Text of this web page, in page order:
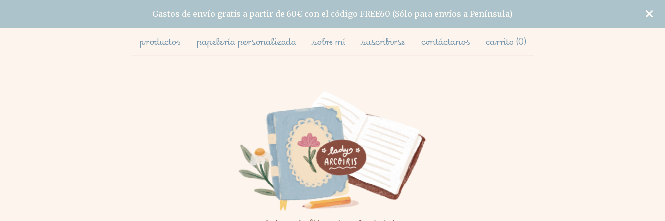
Gastos de envío gratis a partir de 60€ con el código FREE60 (Sólo para envíos a Península)
productos papelería personalizada sobre mí suscribirse contáctanos carrito (0)